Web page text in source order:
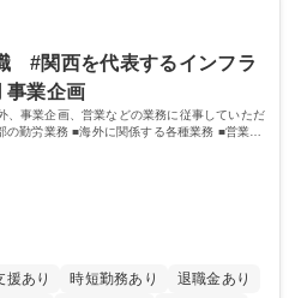
ー事業 ※入社後は上記いずれかの部門
募集職種 【都庁グル
9時間未満／有給年平均16日取得
す。 ■様々なプロジェクト：駐車場
れた照明を兼ねた広告「ブライトサ
収益を生み出す活動を積極的に行って
#関西を代表するインフラ
業企画
、事業企画、営業などの業務に従事していただ
勤労業務 ■海外に関係する各種業務 ■営業部
援あり 時短勤務あり
退職金あり